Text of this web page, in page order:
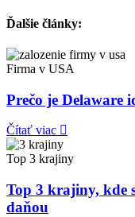
Ďalšie články:
Firma v USA
Prečo je Delaware
Čítať viac
Top 3 krajiny
Top 3 krajiny, kde
daňou